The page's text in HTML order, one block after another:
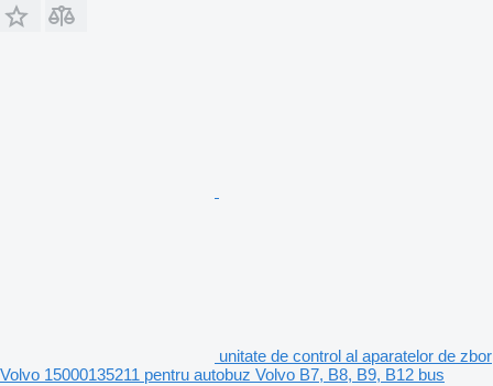
unitate de control al aparatelor de zbor
Volvo 15000135211 pentru autobuz Volvo B7, B8, B9, B12 bus